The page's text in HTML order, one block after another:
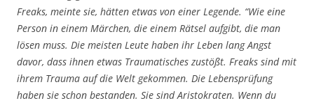
Freaks, meinte sie, hätten etwas von einer Legende. “Wie eine
Person in einem Märchen, die einem Rätsel aufgibt, die man
lösen muss. Die meisten Leute haben ihr Leben lang Angst
davor, dass ihnen etwas Traumatisches zustößt. Freaks sind mit
ihrem Trauma auf die Welt gekommen. Die Lebensprüfung
haben sie schon bestanden. Sie sind Aristokraten. Wenn du